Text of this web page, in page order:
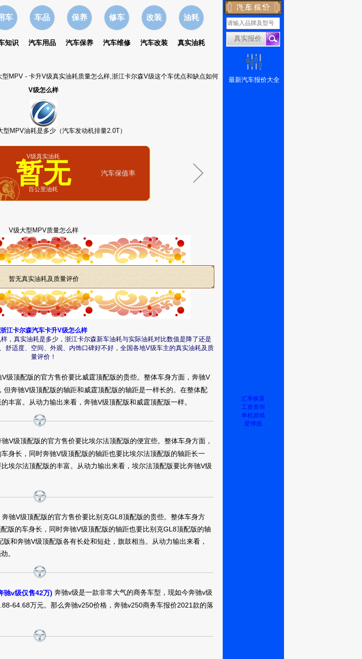
车
知识
车品
汽车用品
保养
汽车保养
修车
汽车维修
改装
汽车改装
油耗
真实油耗
型MPV - 卡升V级真实油耗质量怎么样,浙江卡尔森V级这个车优点和缺点如何
V级怎么样
型MPV油耗是多少（汽车发动机排量2.0T）
V级真实油耗
暂无
百公里油耗
汽车保值率
V级大型MPV质量怎么样
暂无真实油耗及质量评价
浙江卡尔森汽车卡升V级怎么样
，真实油耗是多少，浙江卡尔森新车油耗与实际油耗对比数值是降了还是
舒适度、空间、外观、内饰口碑好不好，全国各地V级车主的真实油耗及质
量评价！
级顶配版的官方售价要比威霆顶配版的贵些。整体车身方面，奔驰V
奔驰V级顶配版的轴距和威霆顶配版的轴距是一样长的。在整体配
丰富。从动力输出来看，奔驰V级顶配版和威霆顶配版一样。
V级顶配版的官方售价要比埃尔法顶配版的便宜些。整体车身方面，
身长，同时奔驰V级顶配版的轴距也要比埃尔法顶配版的轴距长一
埃尔法顶配版的丰富。从动力输出来看，埃尔法顶配版要比奔驰V级
驰V级顶配版的官方售价要比别克GL8顶配版的贵些。整体车身方
版的车身长，同时奔驰V级顶配版的轴距也要比别克GL8顶配版的轴
和奔驰V级顶配版各有长处和短处，旗鼓相当。从动力输出来看，
。
驰v级仅售42万) 奔驰v级是一款非常大气的商务车型，现如今奔驰v级
64.68万元。那么奔驰v250价格，奔驰v250商务车报价2021款的落
最新汽车报价大全
汇率换算
工资查询
单机游戏
爱博德